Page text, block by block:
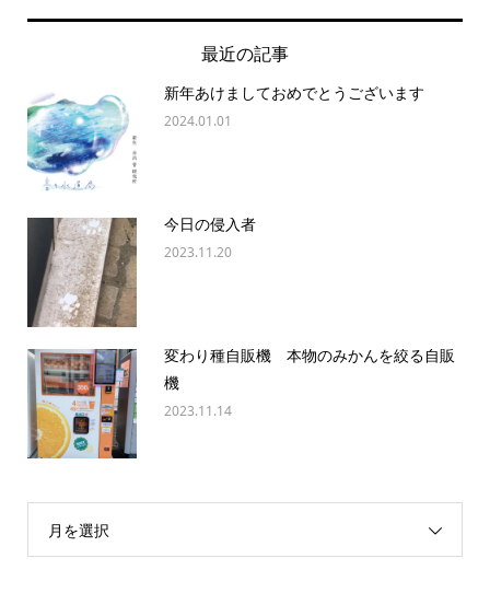
最近の記事
新年あけましておめでとうございます
2024.01.01
今日の侵入者
2023.11.20
変わり種自販機 本物のみかんを絞る自販
機
2023.11.14
月を選択